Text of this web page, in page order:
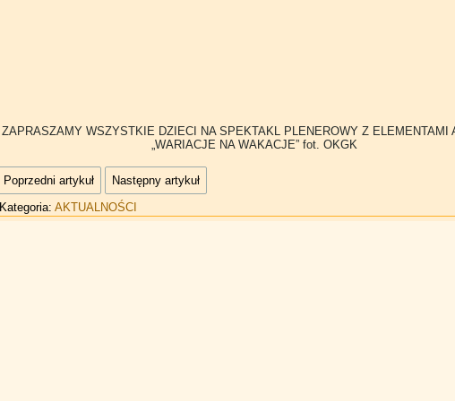
ZAPRASZAMY WSZYSTKIE DZIECI NA SPEKTAKL PLENEROWY Z ELEMENTAMI
„WARIACJE NA WAKACJE” fot. OKGK
Poprzedni artykuł
Następny artykuł
Kategoria: AKTUALNOŚCI